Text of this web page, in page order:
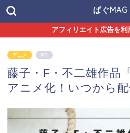
ぱぐMAG
アフィリエイト広告を利
アニメ PR
藤子・F・不二雄作品
アニメ化！いつから配